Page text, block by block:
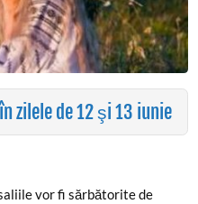
zilele de 12 şi 13 iunie
vor fi sărbătorite de